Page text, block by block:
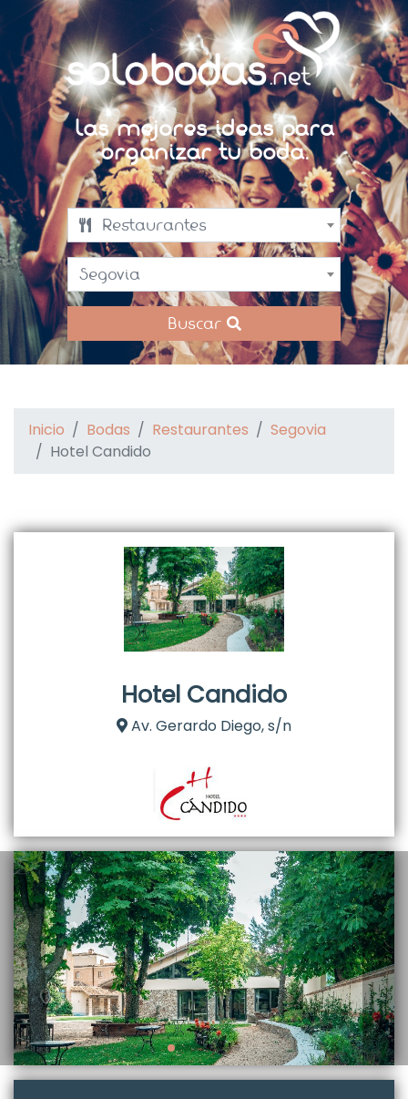
Las mejores ideas para
organizar tu boda.
Restaurantes
Segovia
Buscar
Inicio Bodas Restaurantes
Segovia
Hotel Candido
Hotel Candido
Av. Gerardo Diego, s/n